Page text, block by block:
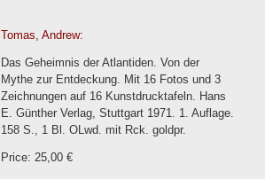
Tomas, Andrew:
Das Geheimnis der Atlantiden. Von der
Mythe zur Entdeckung. Mit 16 Fotos und 3
Zeichnungen auf 16 Kunstdrucktafeln. Hans
E. Günther Verlag, Stuttgart 1971. 1. Auflage.
158 S., 1 Bl. OLwd. mit Rck. goldpr.
Price: 25,00 €